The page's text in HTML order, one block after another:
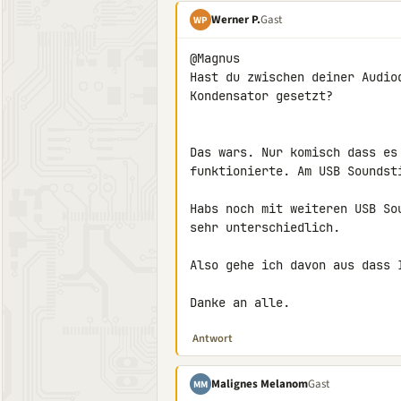
WP Werner P.Gast
@Magnus
Hast du zwischen deiner
Kondensator gesetzt?
Das wars. Nur komisch dass
funktionierte. Am USB
Habs noch mit weiteren USB
sehr unterschiedlich.
Also gehe ich davon aus dass
Danke an alle.
Antwort
MM Malignes MelanomGast